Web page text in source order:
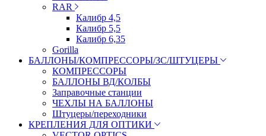
RAR
Калибр 4,5
Калибр 5,5
Калибр 6,35
Gorilla
БАЛЛОНЫ/КОМПРЕССОРЫ/ЗС/ШТУЦЕРЫ
КОМПРЕССОРЫ
БАЛЛОНЫ ВД/КОЛБЫ
Заправочные станции
ЧЕХЛЫ НА БАЛЛОНЫ
Штуцеры/переходники
КРЕПЛЕНИЯ ДЛЯ ОПТИКИ